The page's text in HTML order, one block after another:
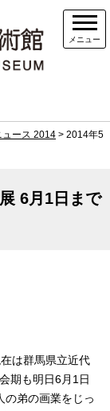
メニュー
ュース 2014 > 2014年5
6月1日まで
は群馬県立近代
期も明日6月1日
の弟の画業をじっ